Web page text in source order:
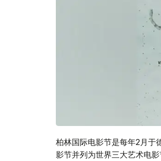
柏林国际电影节是每年2月于
影节并列为世界三大艺术电